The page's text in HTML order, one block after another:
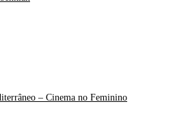
– Cinema no Feminino